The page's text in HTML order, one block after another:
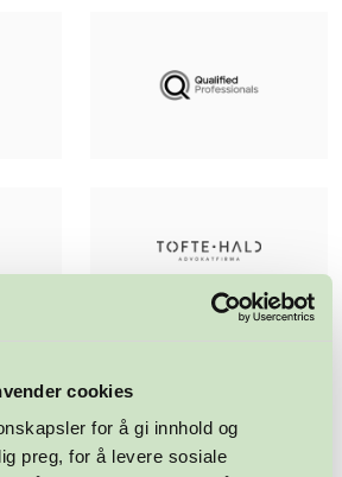
cookies
for å gi innhold og
preg, for å levere sosiale